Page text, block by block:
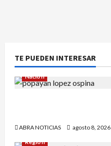
TE PUEDEN INTERESAR
Nación
ABRA NOTICIAS
agosto 8, 2026
Región